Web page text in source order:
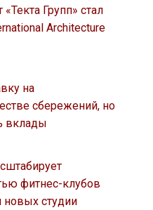
Групп» стал
Architecture
на
сбережений, но
вклады
фитнес-клубов
новых студии